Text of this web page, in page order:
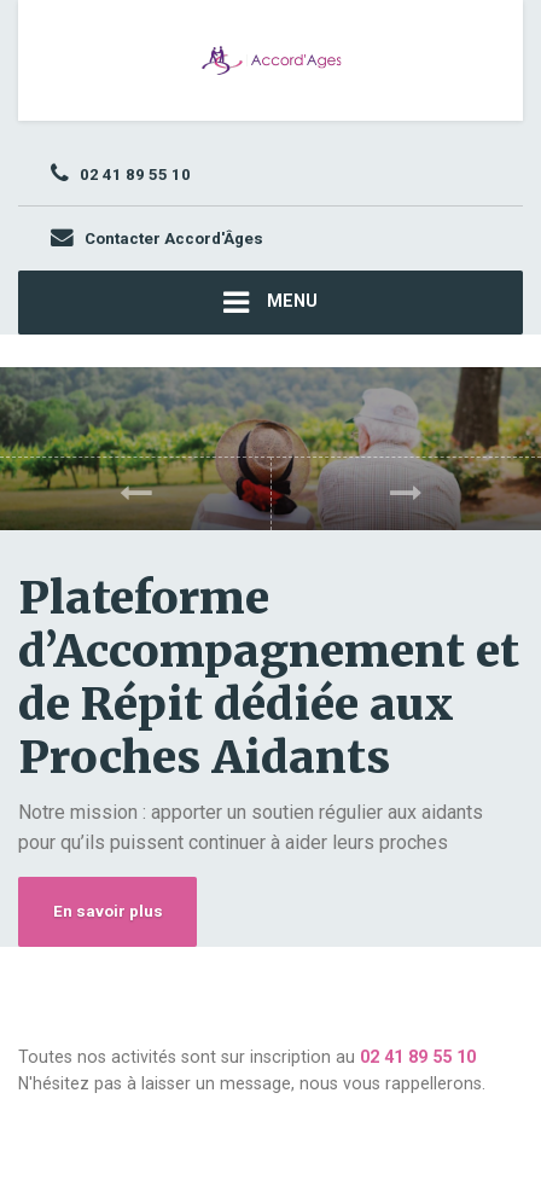
02 41 89 55 10
Contacter Accord'Âges
MENU
Précédent Suivant
Plateforme
d’Accompagnement et
de Répit dédiée aux
Proches Aidants
Notre mission : apporter un soutien régulier aux aidants
pour qu’ils puissent continuer à aider leurs proches
En savoir plus
Toutes nos activités sont sur inscription au 02 41 89 55 10
N'hésitez pas à laisser un message, nous vous rappellerons.